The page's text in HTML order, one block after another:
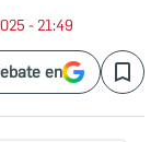
- 21:49
en Save